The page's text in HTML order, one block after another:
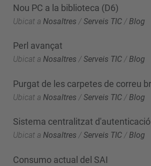
Nou PC a la biblioteca (D6)
Ubicat a Nosaltres /Serveis TIC / Blog
Perl avançat
Ubicat a Nosaltres /Serveis TIC /Blog
Purgat de les carpetes de correu
Ubicat a Nosaltres /Serveis TIC / Blog
Sistema centralitzat
Ubicat a Nosaltres /Serveis TIC /Blog
Consumo actual del SAI